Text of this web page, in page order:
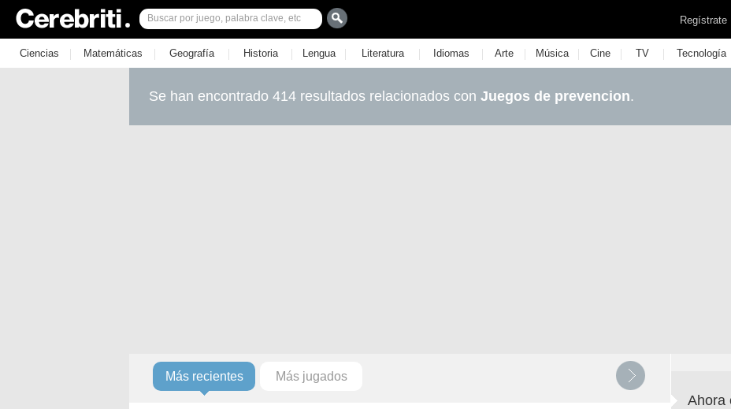
Regístrate
Ciencias | Matemáticas | Geografía | Historia | Lengua | Literatura | Idiomas | Arte | Música | Cine | TV | Tecnología
Se han encontrado 414 resultados relacionados con Juegos de prevencion.
Más recientes Más jugados
Ahora